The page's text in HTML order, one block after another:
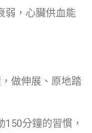
弱，心臟供血能
做伸展、原地踏
分鐘的習慣，